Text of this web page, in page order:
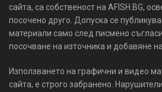
сайта, са собственост на AFISH.BG,
посочено друго. Допуска се
материали само след писмено
посочване на източника и добавяне
Използването на графични и видео
сайта, е строго забранено.